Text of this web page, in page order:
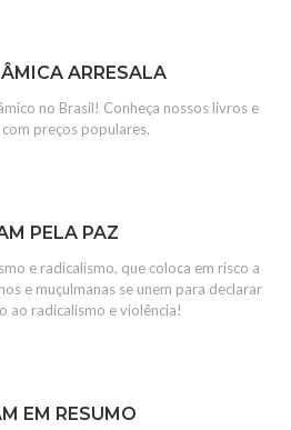
ARRESALA
no Brasil! Conheça nossos livros e
preços populares.
PELA PAZ
e radicalismo, que coloca em risco a
e muçulmanas se unem para declarar
ao radicalismo e violência!
EM RESUMO